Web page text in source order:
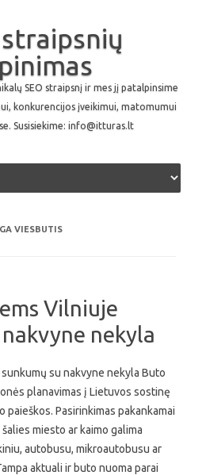
straipsnių
SEO straipsnį ir mes jį patalpinsime
konkurencijos įveikimui, matomumui
Susisiekime: info@itturas.lt
Skip to content
VIESBUTIS
Vilniuje
nekyla
su nakvyne nekyla Buto
planavimas į Lietuvos sostinę
Pasirinkimas pakankamai
miesto ar kaimo galima
autobusu, mikroautobusu ar
aktuali ir buto nuoma parai